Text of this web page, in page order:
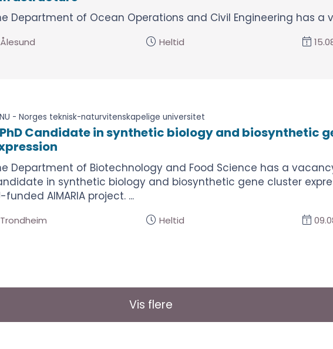
Department of Ocean Operations and Civil Engineering has a
Ålesund Heltid
- Norges teknisk-naturvitenskapelige universitet
PhD Candidate in synthetic biology and biosynthetic
Department of Biotechnology and Food Science has a
in synthetic biology and biosynthetic gene cluster
funded AIMARIA project. ...
Trondheim Heltid
Vis flere